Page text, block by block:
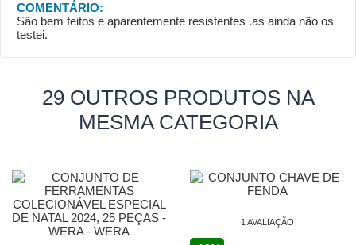
COMENTÁRIO:
São bem feitos e aparentemente resistentes .as ainda não os
testei.
29 OUTROS PRODUTOS NA
MESMA CATEGORIA
1 AVALIAÇÃO